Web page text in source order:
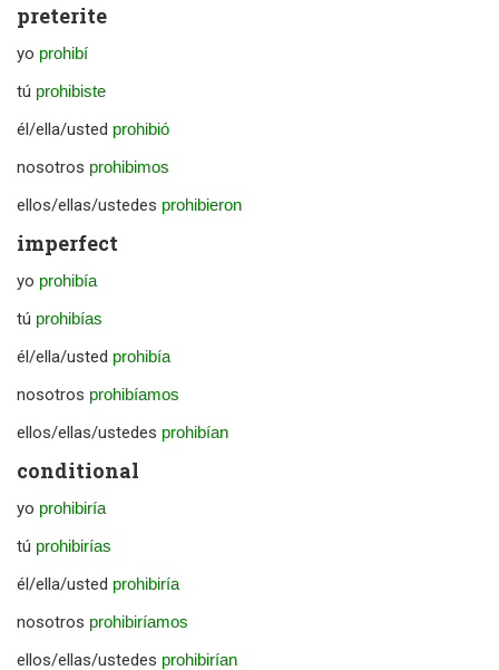
preterite
yo prohibí
tú prohibiste
él/ella/usted prohibió
nosotros prohibimos
ellos/ellas/ustedes prohibieron
imperfect
yo prohibía
tú prohibías
él/ella/usted prohibía
nosotros prohibíamos
ellos/ellas/ustedes prohibían
conditional
yo prohibiría
tú prohibirías
él/ella/usted prohibiría
nosotros prohibiríamos
ellos/ellas/ustedes prohibirían